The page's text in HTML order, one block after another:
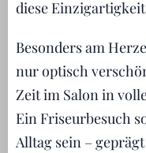
diese
Besonders am
nur optisch
Zeit im Salon in
Ein Friseurbesuch
Alltag sein –